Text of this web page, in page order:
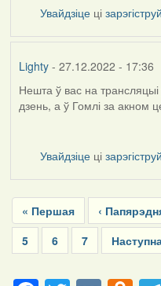
Увайдзіце ці
Lighty- 27.12.2022 - 17:36
Нешта ў вас на
дзень, а ў Гомлі за акном
Увайдзіце ці
Pagination
First
page
« Першая
Previous
page
‹
Page
5 Page
6 Page
7
Next
page